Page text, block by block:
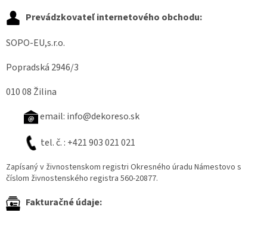
Prevádzkovateľ internetového obchodu:
SOPO-EU,s.r.o.
Popradská 2946/3
010 08 Žilina
email: info@dekoreso.sk
tel. č. : +421 903 021 021
Zapísaný v živnostenskom registri Okresného úradu Námestovo s
číslom živnostenského registra 560-20877.
Fakturačné údaje: